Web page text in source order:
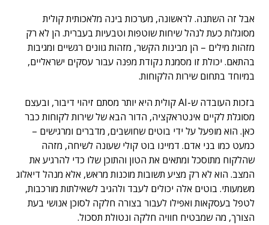
אבל זה השתנה. לראשונה, מערכות בינה מלאכותית קולית
מסוגלות כעת לנהל שיחות שוטפות וטבעיות בעברית. הן לא רק
מזהות מילים – הן מבינות הקשר, מזהות גוונים רגשיים ומגיבות
בהתאם. יכולת זו מסמנת נקודת מפנה עבור עסקים ישראליים,
במיוחד בתחום שירות הלקוחות.
בזכות העובדה ש-AI קולית היא יותר מסתם זיהוי דיבור, ובעצם
מסוגלת לקיים אינטראקציה, הדור הבא של שירות לקוחות כבר
כאן. הוא מופעל על ידי בוטים שחושבים, מדברים ומרגישים –
כמעט כמו בני אדם. דמיינו בוט קולי שעונה לשיחה, מזהה
שהלקוח מתוסכל ומתאים את הטון והתוכן שלו כדי להרגיע את
המצב. הוא לא רק מציע תשובות מוכנות מראש, אלא מנהל דיאלוג
משמעותי. בוטים אלה יכולים לעבד ולהגיב לשאילתות מורכבות,
לטפל בעסקאות ואפילו לעבור בצורה חלקה לסוכן אנושי בעת
הצורך, מה שמבטיח חוויה חלקה ונטולת תסכול.